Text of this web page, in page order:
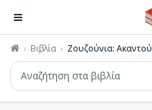
Βιβλία Ζουζούνια: Ακαντού